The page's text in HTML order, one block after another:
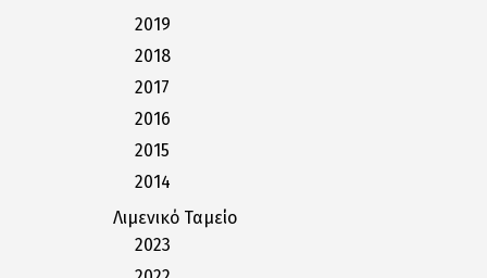
2019
2018
2017
2016
2015
2014
Λιμενικό Ταμείο
2023